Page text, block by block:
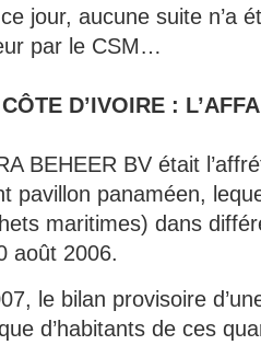
jour, aucune suite n’a
par le CSM…
D’IVOIRE :
BEHEER BV était
pavillon panaméen,
maritimes) dans
août 2006.
le bilan provisoire
d’habitants de ces